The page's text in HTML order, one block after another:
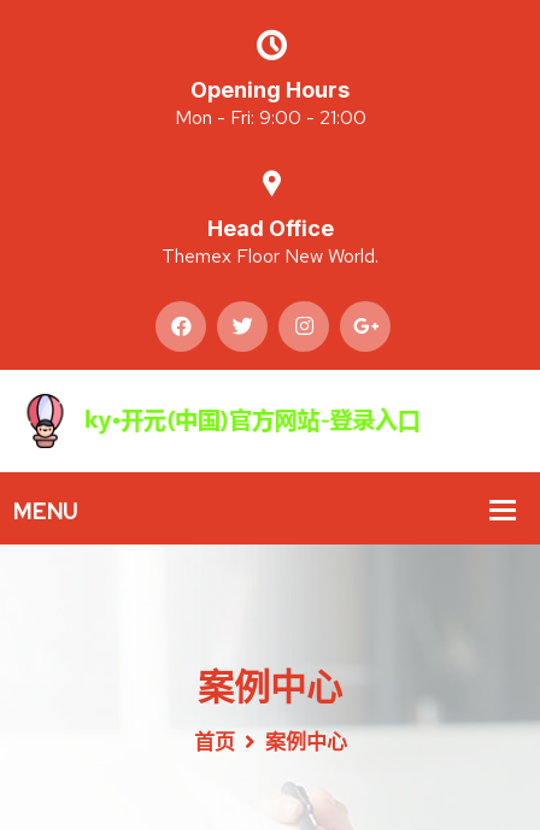
Opening Hours
Mon - Fri: 9:00 - 21:00
Head Office
Themex Floor New World.
案例中心
首页 案例中心